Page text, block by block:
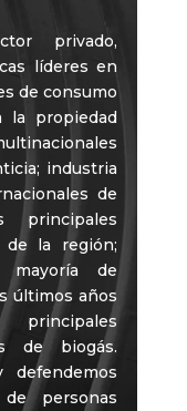
privado,
líderes en
de consumo
la propiedad
industria
de
principales
de la región;
de
últimos años
de biogás.
defendemos
personas